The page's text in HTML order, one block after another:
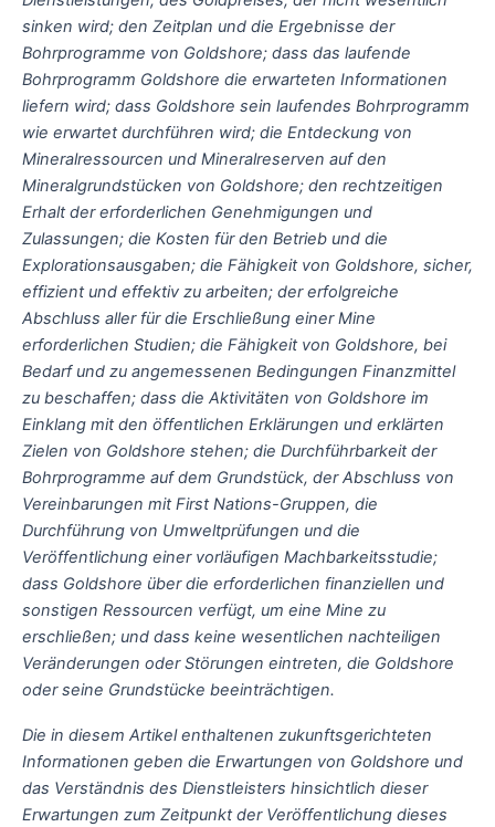
sinken wird; den Zeitplan und die Ergebnisse der
Bohrprogramme von Goldshore; dass das laufende
Bohrprogramm Goldshore die erwarteten Informationen
liefern wird; dass Goldshore sein laufendes Bohrprogramm
wie erwartet durchführen wird; die Entdeckung von
Mineralressourcen und Mineralreserven auf den
Mineralgrundstücken von Goldshore; den rechtzeitigen
Erhalt der erforderlichen Genehmigungen und
Zulassungen; die Kosten für den Betrieb und die
Explorationsausgaben; die Fähigkeit von Goldshore, sicher,
effizient und effektiv zu arbeiten; der erfolgreiche
Abschluss aller für die Erschließung einer Mine
erforderlichen Studien; die Fähigkeit von Goldshore, bei
Bedarf und zu angemessenen Bedingungen Finanzmittel
zu beschaffen; dass die Aktivitäten von Goldshore im
Einklang mit den öffentlichen Erklärungen und erklärten
Zielen von Goldshore stehen; die Durchführbarkeit der
Bohrprogramme auf dem Grundstück, der Abschluss von
Vereinbarungen mit First Nations-Gruppen, die
Durchführung von Umweltprüfungen und die
Veröffentlichung einer vorläufigen Machbarkeitsstudie;
dass Goldshore über die erforderlichen finanziellen und
sonstigen Ressourcen verfügt, um eine Mine zu
erschließen; und dass keine wesentlichen nachteiligen
Veränderungen oder Störungen eintreten, die Goldshore
oder seine Grundstücke beeinträchtigen.
Die in diesem Artikel enthaltenen zukunftsgerichteten
Informationen geben die Erwartungen von Goldshore und
das Verständnis des Dienstleisters hinsichtlich dieser
Erwartungen zum Zeitpunkt der Veröffentlichung dieses